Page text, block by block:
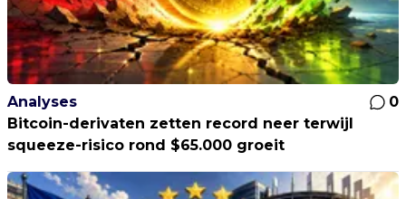
Analyses
0
Bitcoin-derivaten zetten record neer terwijl
squeeze-risico rond $65.000 groeit